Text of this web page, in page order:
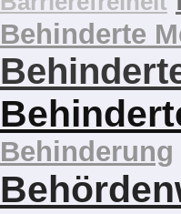
Behinderte
Behinderung